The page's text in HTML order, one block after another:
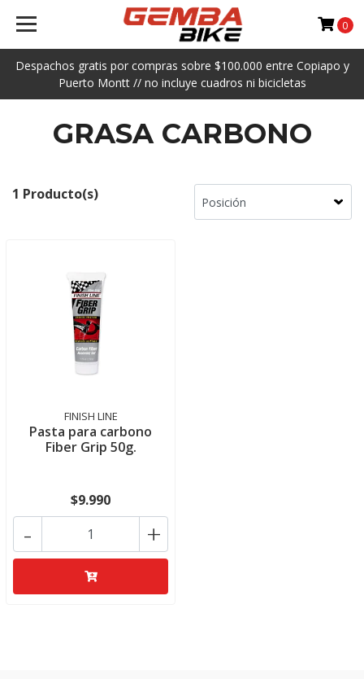
Despachos gratis por compras sobre $100.000 entre Copiapo y
Puerto Montt // no incluye cuadros ni bicicletas
0
GRASA CARBONO
1 Producto(s)
FINISH LINE
Pasta para carbono
Fiber Grip 50g.
$9.990
+
-